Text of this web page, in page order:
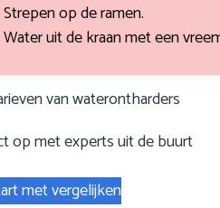
Strepen op de ramen.
Water uit de kraan met een
van waterontharders
op met experts uit de buurt
met vergelijken